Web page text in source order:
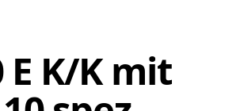
E K/K mit